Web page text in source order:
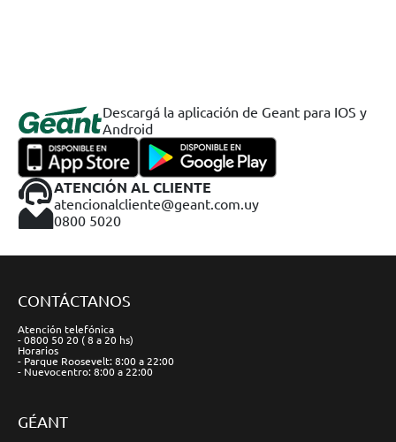
Descargá la aplicación de Geant para IOS y
Android
ATENCIÓN AL CLIENTE
atencionalcliente@geant.com.uy
0800 5020
CONTÁCTANOS
Atención telefónica
- 0800 50 20 ( 8 a 20 hs)
Horarios
- Parque Roosevelt: 8:00 a 22:00
- Nuevocentro: 8:00 a 22:00
GÉANT